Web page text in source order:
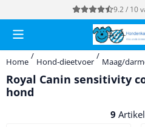
Cookievoorkeuren zijn 9.2 / 10
Home
/
Hond-dieetvoer
/
Maag/
Royal Canin sensitivity
hond
9